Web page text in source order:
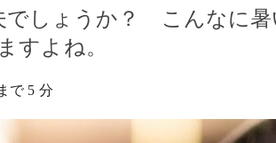
でしょうか？ こんなに暑
すよね。
で 5 分